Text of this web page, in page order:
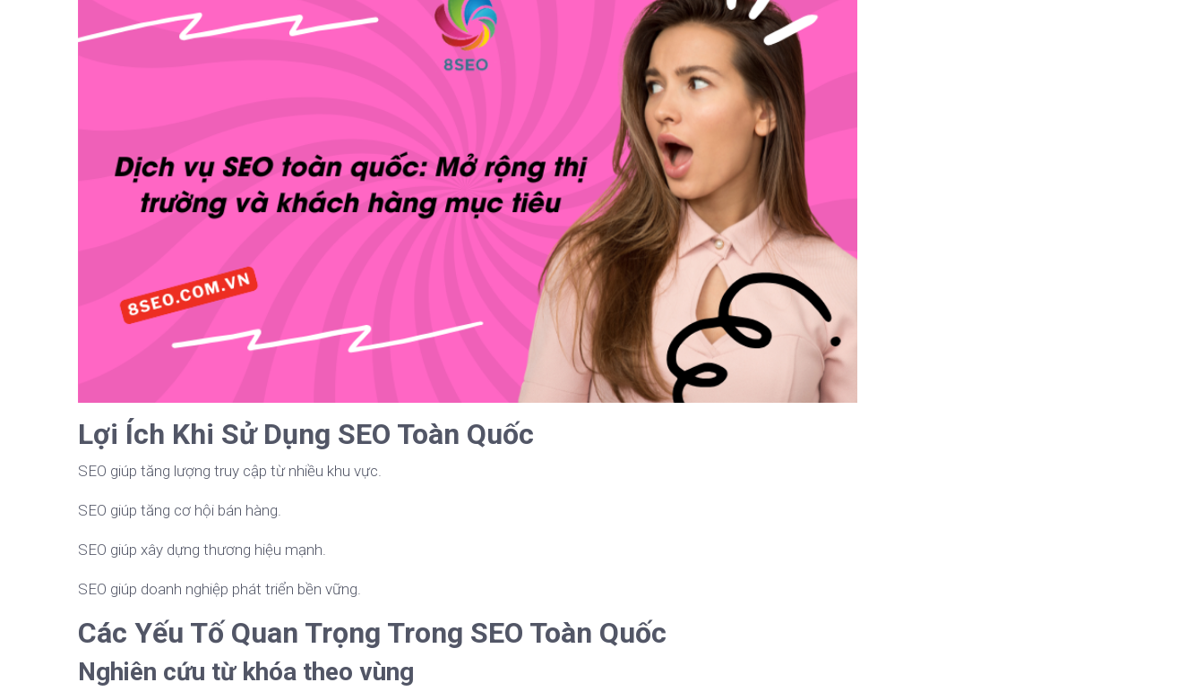
Lợi Ích Khi Sử Dụng SEO Toàn Quốc
SEO giúp tăng lượng truy cập từ nhiều khu vực.
SEO giúp tăng cơ hội bán hàng.
SEO giúp xây dựng thương hiệu mạnh.
SEO giúp doanh nghiệp phát triển bền vững.
Các Yếu Tố Quan Trọng Trong SEO Toàn Quốc
Nghiên cứu từ khóa theo vùng